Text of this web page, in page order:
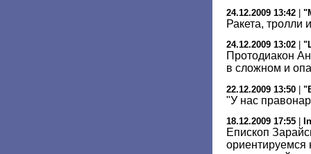
24.12.2009 13:42
Ракета, тролли
24.12.2009 13:02
Протодиакон
в сложном и
22.12.2009 13:50 |
"У нас
18.12.2009 17:55
Епископ
ориентируемся